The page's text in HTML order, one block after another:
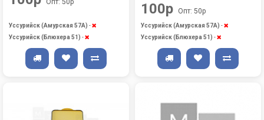
Опт: 50р
Уссурийск (Амурская 57А) -
Уссурийск (Блюхера 51) -
100р Опт: 50р
Уссурийск (Амурская 57А) -
Уссурийск (Блюхера 51) -